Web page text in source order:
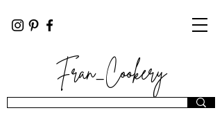
Fran_Cookery